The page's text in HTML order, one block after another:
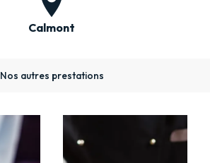
Calmont
Nos autres prestations